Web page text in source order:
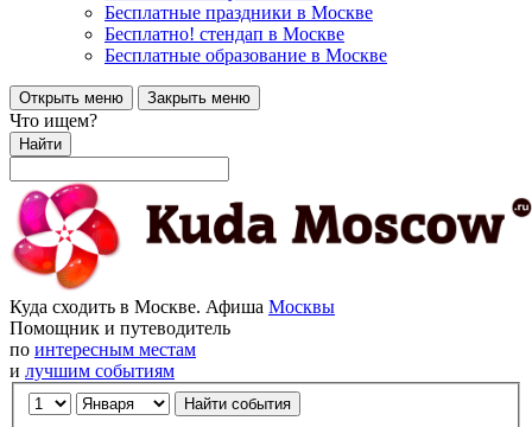
Бесплатные праздники в Москве
Бесплатно! стендап в Москве
Бесплатные образование в Москве
Открыть меню Закрыть меню
Что ищем?
Найти
Куда сходить в Москве. Афиша Москвы
Помощник и путеводитель
по интересным местам
и лучшим событиям